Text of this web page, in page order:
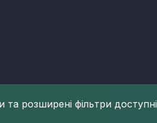
розширені фільтри доступні